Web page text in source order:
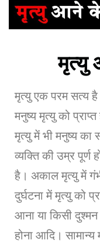
मृत्यु एक परम सत्य
मनुष्य मृत्यु को
मृत्यु में भी मनुष्य का
व्यक्ति की उम्र पूर्ण
है। अकाल मृत्यु में
दुर्घटना में मृत्यु को
आना या किसी दुश्मन
होना आदि। सामान्य